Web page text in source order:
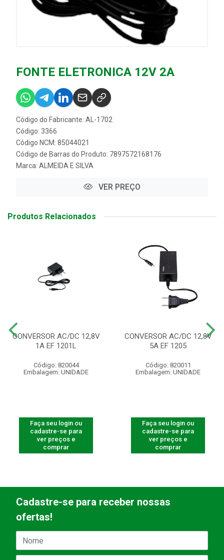
FONTE ELETRONICA 12V 2A
Código do Fabricante: AL-1702
Código: 3366
Código NCM: 85044021
Código de Barras do Produto: 7897572168176
Marca: ALMEIDA E SILVA
VER PREÇO
Produtos Relacionados
CONVERSOR AC/DC 12,8V
1A EF 1201L
Código: 820044
Embalagem: UNIDADE
Faça seu login ou
cadastre-se para
ver preços e
comprar
CONVERSOR AC/DC 12,8V
5A EF 1205
Código: 820011
Embalagem: UNIDADE
Faça seu login ou
cadastre-se para
ver preços e
comprar
Cadastre-se para receber nossas
ofertas!